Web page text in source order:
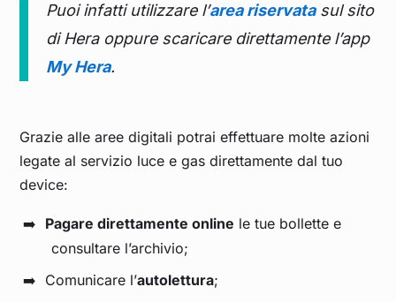
Puoi infatti utilizzare l’area riservatasul sito
di Hera oppure scaricare direttamente l’app
My Hera.
Grazie alle aree digitali potrai effettuare molte azioni
legate al servizio luce e gas direttamente dal tuo
device:
Pagare direttamente online le tue bollette e
consultare l’archivio;
Comunicare l’autolettura;